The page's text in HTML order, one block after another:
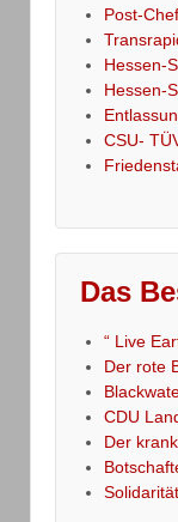
Post-
Hessen-
Hessen-
CSU-
Das
“ Live
Der rote
CDU
Der